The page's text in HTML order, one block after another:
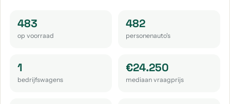
aantal: 7 aantal: 7
BMW 4-Serie Gran Coupe BMW Ix3
BMW Overige
aantal: 5
BMW 3-Serie Gran Turismo
483
op voorraad
482
personenauto's
1
bedrijfswagens
€24.250
mediaan vraagprijs